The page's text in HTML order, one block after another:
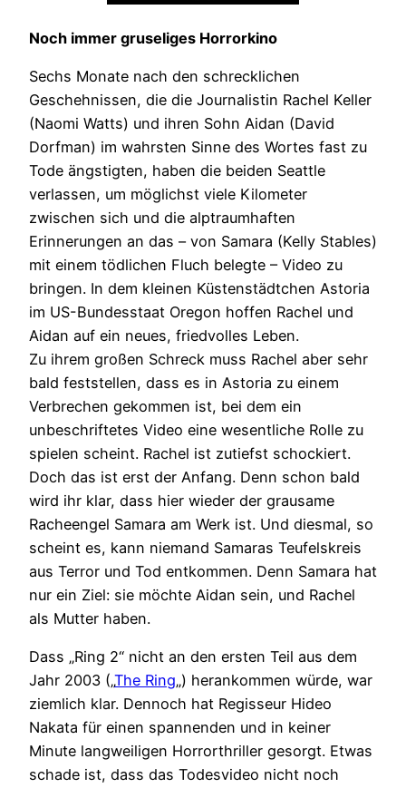
Noch immer gruseliges Horrorkino
Sechs Monate nach den schrecklichen
Geschehnissen, die die Journalistin Rachel Keller
(Naomi Watts) und ihren Sohn Aidan (David
Dorfman) im wahrsten Sinne des Wortes fast zu
Tode ängstigten, haben die beiden Seattle
verlassen, um möglichst viele Kilometer
zwischen sich und die alptraumhaften
Erinnerungen an das – von Samara (Kelly Stables)
mit einem tödlichen Fluch belegte – Video zu
bringen. In dem kleinen Küstenstädtchen Astoria
im US-Bundesstaat Oregon hoffen Rachel und
Aidan auf ein neues, friedvolles Leben.
Zu ihrem großen Schreck muss Rachel aber sehr
bald feststellen, dass es in Astoria zu einem
Verbrechen gekommen ist, bei dem ein
unbeschriftetes Video eine wesentliche Rolle zu
spielen scheint. Rachel ist zutiefst schockiert.
Doch das ist erst der Anfang. Denn schon bald
wird ihr klar, dass hier wieder der grausame
Racheengel Samara am Werk ist. Und diesmal, so
scheint es, kann niemand Samaras Teufelskreis
aus Terror und Tod entkommen. Denn Samara hat
nur ein Ziel: sie möchte Aidan sein, und Rachel
als Mutter haben.
Dass „Ring 2“ nicht an den ersten Teil aus dem
Jahr 2003 („The Ring„) herankommen würde, war
ziemlich klar. Dennoch hat Regisseur Hideo
Nakata für einen spannenden und in keiner
Minute langweiligen Horrorthriller gesorgt. Etwas
schade ist, dass das Todesvideo nicht noch